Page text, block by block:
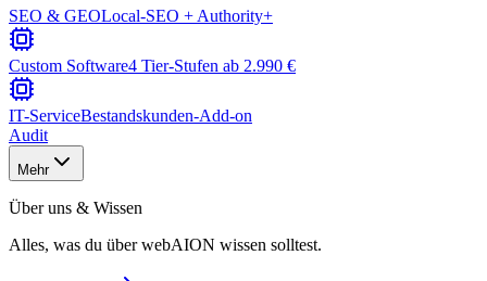
SEO & GEOLocal-SEO + Authority+
Custom Software4 Tier-Stufen ab 2.990 €
IT-ServiceBestandskunden-Add-on
Audit
Mehr
Über uns & Wissen
Alles, was du über webAION wissen solltest.